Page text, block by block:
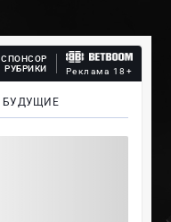
СПОНСОР
РУБРИКИ
Реклама 18+
БУДУЩИЕ